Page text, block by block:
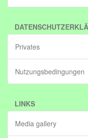
Privates
Nutzungsbedingungen
LINKS
Media gallery